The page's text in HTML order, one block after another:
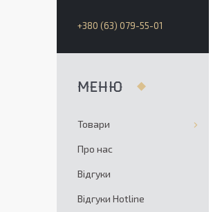
+380 (63) 079-55-01
Товари
Про нас
Відгуки
Відгуки Hotline